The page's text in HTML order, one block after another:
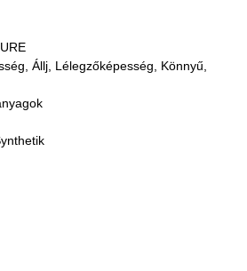
Állj, Lélegzőképesség, Könnyű,